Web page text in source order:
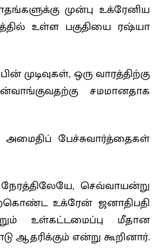
முன்பு உக்ரேனிய
உள்ள பகுதியை ரஷ்யா
முடிவுகள், ஒரு வாரத்திற்கு
சமமானதாக
அமைதிப் பேச்சுவார்த்தைகள்
செவ்வாயன்று
உக்ரேன் ஜனாதிபதி
உள்கட்டமைப்பு மீதான
ஆதரிக்கும் என்று கூறினார்.